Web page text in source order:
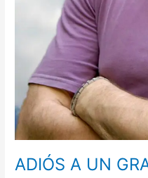
ADIÓS A UN